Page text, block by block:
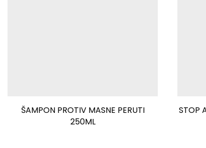
ŠAMPON PROTIV MASNE PERUTI
250ML
STOP